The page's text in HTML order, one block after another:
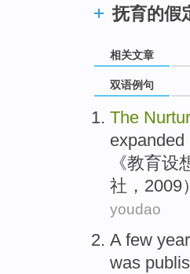
抚育的假
相关文章
双语例句
The
expanded
《教育设
社 ，2009
youdao
Afew
was